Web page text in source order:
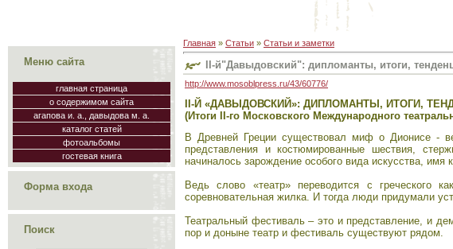
Меню сайта
главная страница
о содержимом сайта
агапова и. а., давыдова м. а.
каталог статей
фотоальбомы
гостевая книга
Форма входа
Поиск
Главная » Статьи » Статьи и заметки
II-й"Давыдовский": дипломанты, итоги,
http://www.mosoblpress.ru/43/60776/
II-Й «ДАВЫДОВСКИЙ»: ДИПЛОМАНТЫ, ИТОГИ,
(Итоги II-го Московского Международного
В Древней Греции существовал миф о Дионисе -
представления и костюмированные шествия,
начиналось зарождение особого вида искусства, имя
Ведь слово «театр» переводится с греческого
соревновательная жилка. И тогда люди придумали
Театральный фестиваль – это и представление, и
пор и доныне театр и фестиваль существуют рядом.